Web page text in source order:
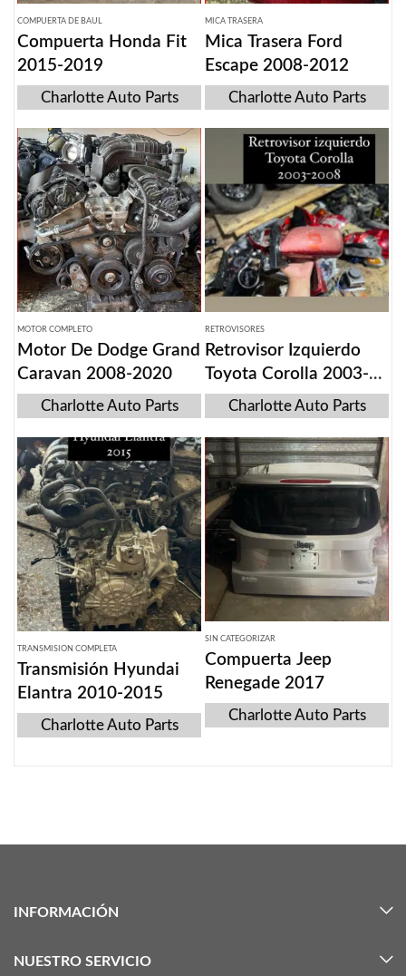
COMPUERTA DE BAUL
Compuerta Honda Fit
2015-2019
Charlotte Auto Parts
MICA TRASERA
Mica Trasera Ford
Escape 2008-2012
Charlotte Auto Parts
MOTOR COMPLETO
Motor De Dodge Grand
Caravan 2008-2020
Charlotte Auto Parts
RETROVISORES
Retrovisor Izquierdo
Toyota Corolla 2003-
2008Charlotte Auto Parts
TRANSMISION COMPLETA
Transmisión Hyundai
Elantra 2010-2015
Charlotte Auto Parts
SIN CATEGORIZAR
Compuerta Jeep
Renegade 2017
Charlotte Auto Parts
INFORMACIÓN
NUESTRO SERVICIO